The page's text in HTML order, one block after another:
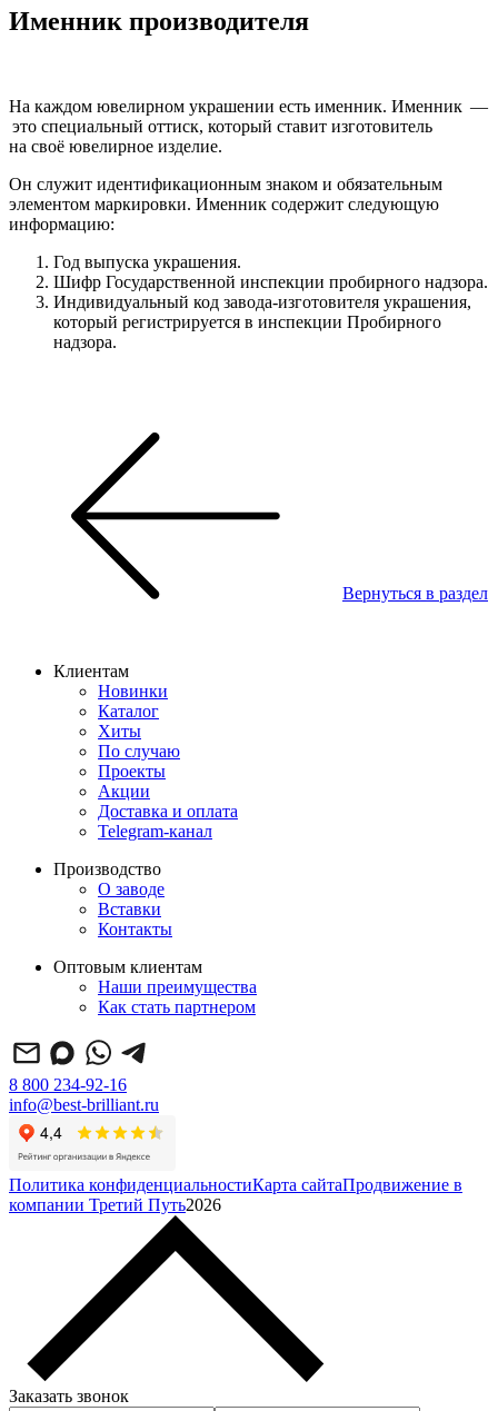
Именник производителя
На каждом ювелирном украшении есть именник. Именник —
это специальный оттиск, который ставит изготовитель
на своё ювелирное изделие.
Он служит идентификационным знаком и обязательным
элементом маркировки. Именник содержит следующую
информацию:
Год выпуска украшения.
Шифр Государственной инспекции пробирного надзора.
Индивидуальный код завода-изготовителя украшения,
который регистрируется в инспекции Пробирного
надзора.
Вернуться в раздел
Клиентам
Новинки
Каталог
Хиты
По случаю
Проекты
Акции
Доставка и оплата
Telegram-канал
Производство
О заводе
Вставки
Контакты
Оптовым клиентам
Наши преимущества
Как стать партнером
8 800 234-92-16
info@best-brilliant.ru
Политика конфиденциальностиКарта сайтаПродвижение в
компании Третий Путь2026
Заказать звонок